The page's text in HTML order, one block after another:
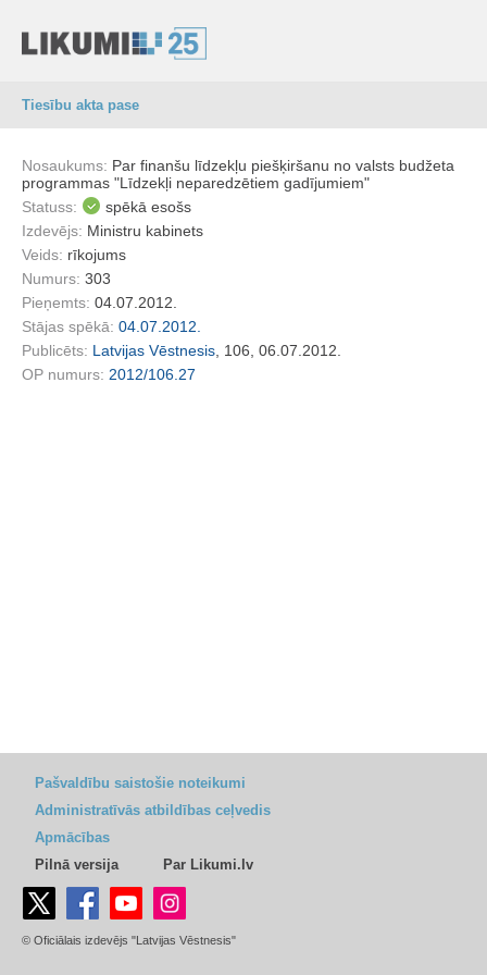
Tiesību akta pase
Nosaukums: Par finanšu līdzekļu piešķiršanu no valsts budžeta
programmas "Līdzekļi neparedzētiem gadījumiem"
Statuss:
spēkā esošs
Izdevējs: Ministru kabinets
Veids: rīkojums
Numurs: 303
Pieņemts: 04.07.2012.
Stājas spēkā: 04.07.2012.
Publicēts: Latvijas Vēstnesis , 106, 06.07.2012.
OP numurs: 2012/106.27
Pašvaldību saistošie noteikumi
Administratīvās atbildības ceļvedis
Apmācības
Pilnā versija
Par Likumi.lv
© Oficiālais izdevējs "Latvijas Vēstnesis"